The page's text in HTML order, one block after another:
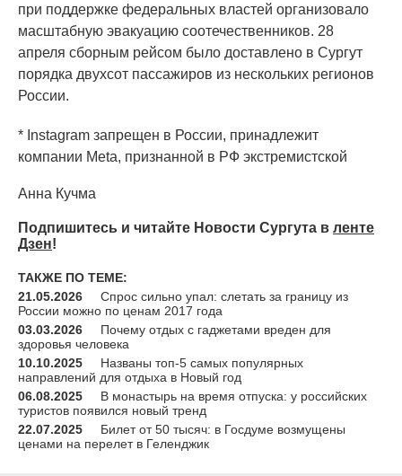
при поддержке федеральных властей организовало
масштабную эвакуацию соотечественников. 28
апреля сборным рейсом было доставлено в Сургут
порядка двухсот пассажиров из нескольких регионов
России.
* Instagram запрещен в России, принадлежит
компании Meta, признанной в РФ экстремистской
Анна Кучма
Подпишитесь и читайте Новости Сургута в ленте
Дзен!
ТАКЖЕ ПО ТЕМЕ:
21.05.2026
Спрос сильно упал: слетать за границу из
России можно по ценам 2017 года
03.03.2026
Почему отдых с гаджетами вреден для
здоровья человека
10.10.2025
Названы топ-5 самых популярных
направлений для отдыха в Новый год
06.08.2025
В монастырь на время отпуска: у российских
туристов появился новый тренд
22.07.2025
Билет от 50 тысяч: в Госдуме возмущены
ценами на перелет в Геленджик